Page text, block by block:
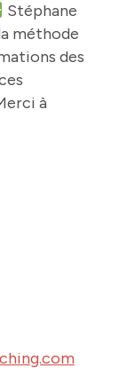
Stéphane
méthode
des
à